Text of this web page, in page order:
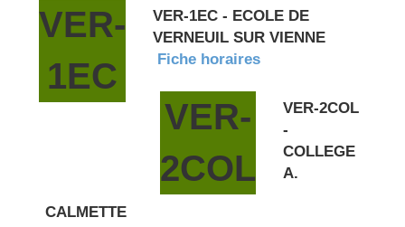
VER-
1EC
VER-1EC - ECOLE DE
VERNEUIL SUR VIENNE
Fiche horaires
VER-
2COL
VER-2COL
-
COLLEGE
A.
CALMETTE